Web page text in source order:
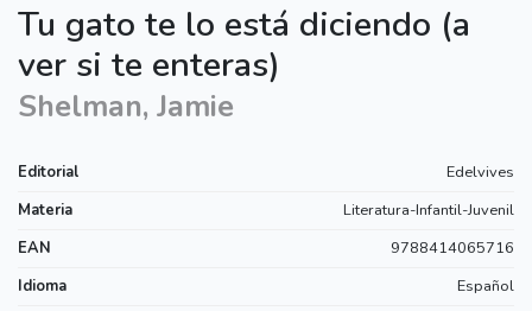
Tu gato te lo está diciendo (a
ver si te enteras)
Shelman, Jamie
Editorial
Edelvives
Materia
Literatura-Infantil-Juvenil
EAN
9788414065716
Idioma
Español